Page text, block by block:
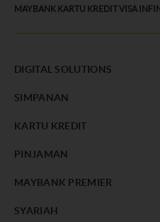
MAYBANK KARTU KREDIT VISA
DIGITAL SOLUTIONS
SIMPANAN
KARTU KREDIT
PINJAMAN
MAYBANK PREMIER
SYARIAH